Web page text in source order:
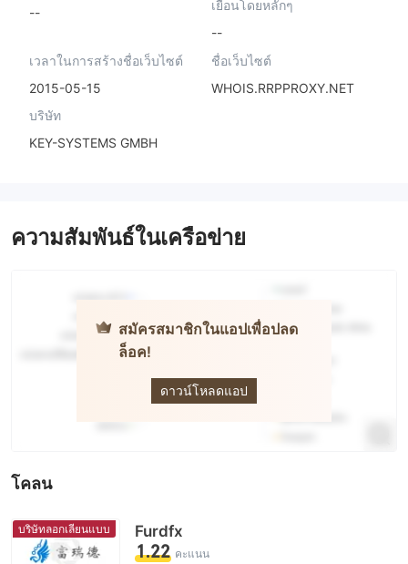
--
เยือนโดยหลักๆ
--
เวลาในการสร้างชื่อเว็บไซต์
2015-05-15
ชื่อเว็บไซต์
WHOIS.RRPPROXY.NET
บริษัท
KEY-SYSTEMS GMBH
ความสัมพันธ์ในเครือข่าย
สมัครสมาชิกในแอปเพื่อปลด
ล็อค!
ดาวน์โหลดแอป
โคลน
บริษัทลอกเลียนแบบ Furdfx
1.22 คะแนน